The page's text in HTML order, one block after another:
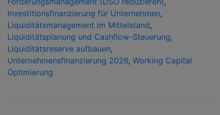
Investitionsfinanzierung für Unternehmen,
Liquiditätsmanagement im Mittelstand,
Liquiditätsplanung und Cashflow-Steuerung,
Liquiditätsreserve aufbauen,
Unternehmensfinanzierung 2026, Working Capital
Optimierung